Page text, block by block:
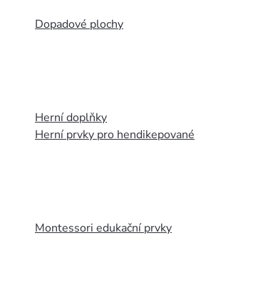
Dopadové plochy
Herní doplňky
Herní prvky pro hendikepované
Montessori edukační prvky